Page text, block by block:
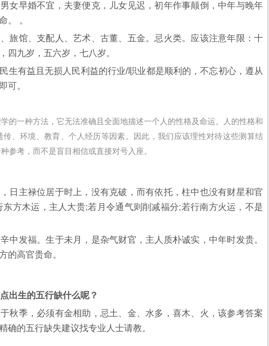
女早婚不宜，夫妻便克，儿女见迟，初年作事颠倒，中年与晚年
。 。
旅馆、支配人、艺术、古董、五金。忌火类。应该注意年限：十
四九岁，五六岁，七八岁。
生有益且无损人民利益的行业/职业都是顺利的，不忘初心，遵从
可。
的一种方法，它无法准确且全面地描述一个人的性格及命运。人的性格和
、环境、教育、个人经历等因素。因此，我们应该理性对待这些测算结
参考，而不是盲目相信或直接对号入座。
日主禄位居于时上，没有克破，而有依托，柱中也没有财星和官
方木运，主人大贵;若月令通气则削减福分;若行南方火运，不是
中发福。生于未月，是杂气财官，主人质朴诚实，中年时发贵。
的高官贵命。
出生的五行缺什么呢？
秋季，必须有金相助，忌土、金、水多，喜木、火，该参考答案
确的五行缺失建议找专业人士请教。